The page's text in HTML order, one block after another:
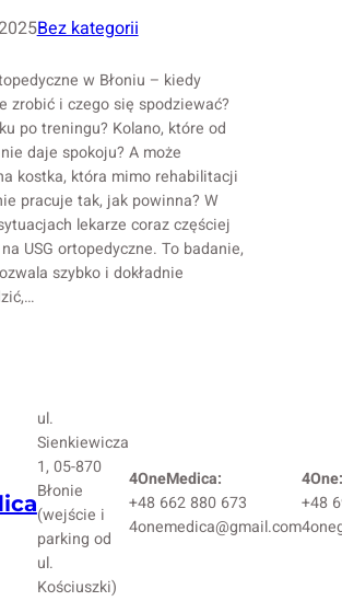
Bez kategorii
w Błoniu – kiedy
zrobić i czego się spodziewać?
po treningu? Kolano, które od
daje spokoju? A może
kostka, która mimo rehabilitacji
pracuje tak, jak powinna? W
lekarze coraz częściej
USG ortopedyczne. To badanie,
szybko i dokładnie
ul.
Sienkiewicza
1, 05-870
Błonie
(wejście i
parking od
ul.
Kościuszki)
4OneMedica:
+48 662 880 673
4onemedica@gmail.com
4One:
+48